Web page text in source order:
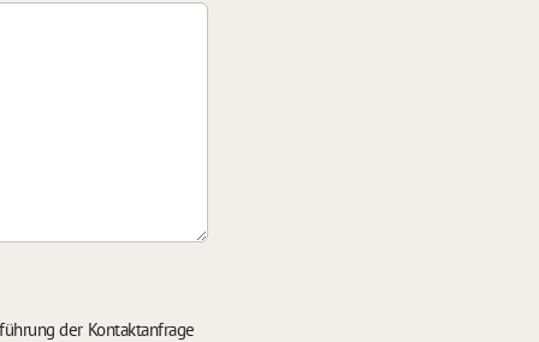
der Kontaktanfrage